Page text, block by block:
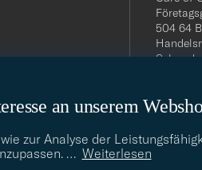
an unserem
zur Analyse der
… Weiterlesen
504 64
USt-
E-Mail-